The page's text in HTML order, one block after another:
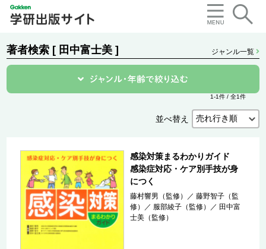
著者検索 [ 田中富士美 ] ジャンル一覧
1-1件 / 全1件
並べ替え
感染対策まるわかりガイド
感染症対応・ケア別手技が身
につく
藤村響男（監修） ／藤野智子（監
修）
／ 服部綾子（監修） ／ 田中富
士美（監修）